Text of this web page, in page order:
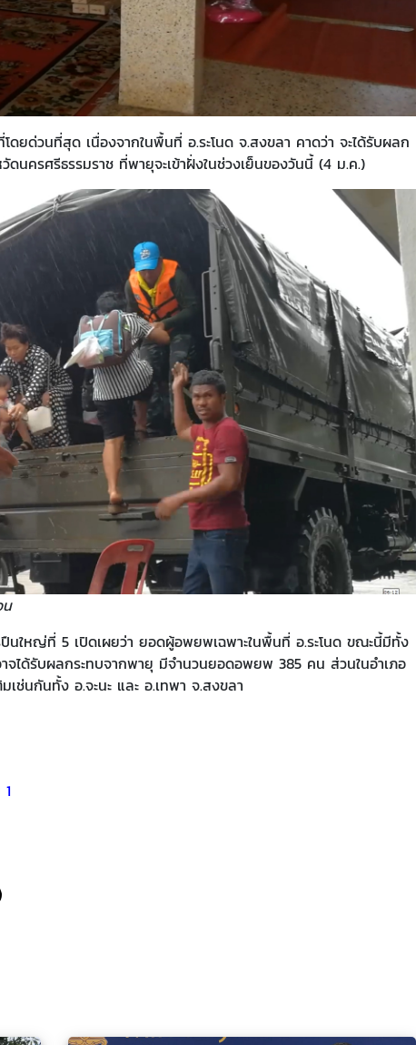
ยด่วนที่สุด เนื่องจากในพื้นที่ อ.ระโนด จ.สงขลา คาดว่า จะได้รับผลก
นครศรีธรรมราช ที่พายุจะเข้าฝั่งในช่วงเย็นของวันนี้ (4 ม.ค.)
น
หญ่ที่ 5 เปิดเผยว่า ยอดผู้อพยพเฉพาะในพื้นที่ อ.ระโนด ขณะนี้มีทั้ง
ได้รับผลกระทบจากพายุ มีจำนวนยอดอพยพ 385 คน ส่วนในอำเภอ
ช่นกันทั้ง อ.จะนะ และ อ.เทพา จ.สงขลา